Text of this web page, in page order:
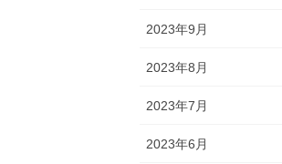
2023年9月
2023年8月
2023年7月
2023年6月